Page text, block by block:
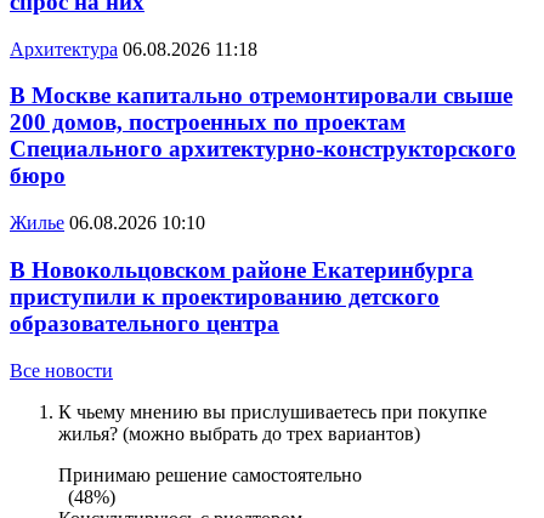
Архитектура 06.08.2026 11:18
В Москве капитально отремонтировали свыше
200 домов, построенных по проектам
Специального архитектурно-конструкторского
бюро
Жилье 06.08.2026 10:10
В Новокольцовском районе Екатеринбурга
приступили к проектированию детского
образовательного центра
Все новости
К чьему мнению вы прислушиваетесь при покупке
жилья? (можно выбрать до трех вариантов)
Принимаю решение самостоятельно
(48%)